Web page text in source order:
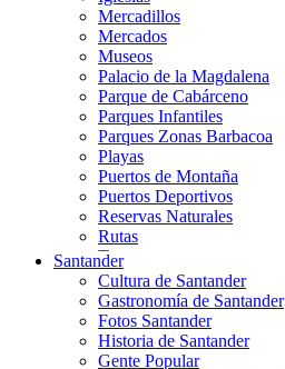
Mercadillos
Mercados
Museos
Palacio de la Magdalena
Parque de Cabárceno
Parques Infantiles
Parques Zonas Barbacoa
Playas
Puertos de Montaña
Puertos Deportivos
Reservas Naturales
Rutas
Teatros
Teléferico
Zoológicos
Santander
Cultura de Santander
Gastronomía de Santander
Fotos Santander
Historia de Santander
Gente Popular